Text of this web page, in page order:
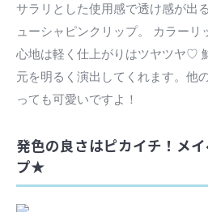
サラリとした使用感で透け感が出
ューシャピンクリップ。 カラーリ
心地は軽く仕上がりはツヤツヤ♡
元を明るく演出してくれます。他
っても可愛いですよ！
発色の良さはピカイチ！メ
プ★